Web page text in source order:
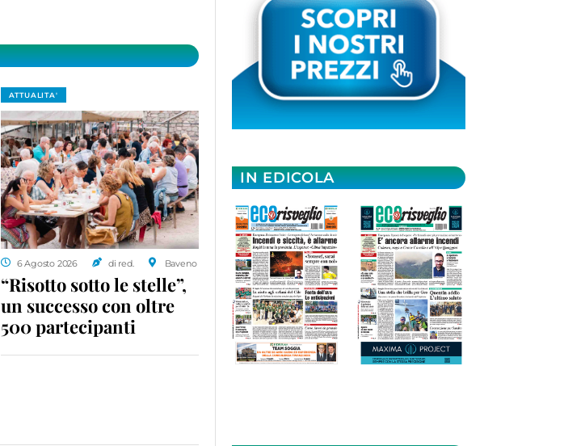
ATTUALITA'
6 Agosto 2026 di red. Baveno
“Risotto sotto le stelle”,
un successo con oltre
500 partecipanti
IN EDICOLA